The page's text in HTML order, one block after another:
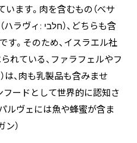
ます。肉を含むもの（べサ
れている、ファラフェルやフ
は、肉も乳製品も含みませ
フードとして世界的に認知さ
ルヴェには魚や蜂蜜が含ま
）